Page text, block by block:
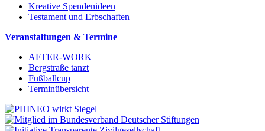
Kreative Spendenideen
Testament und Erbschaften
Veranstaltungen & Termine
AFTER-WORK
Bergstraße tanzt
Fußballcup
Terminübersicht